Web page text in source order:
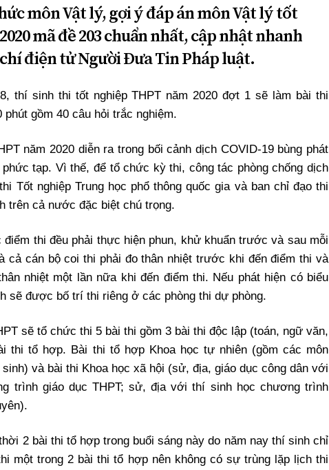
môn Vật lý, gợi ý đáp án môn Vật lý tốt
mã đề 203 chuẩn nhất, cập nhật nhanh
điện tử Người Đưa Tin Pháp luật.
thí sinh thi tốt nghiệp THPT năm 2020 đợt 1 sẽ làm bài thi
phút gồm 40 câu hỏi trắc nghiệm.
năm 2020 diễn ra trong bối cảnh dịch COVID-19 bùng phát
tạp. Vì thế, để tổ chức kỳ thi, công tác phòng chống dịch
Tốt nghiệp Trung học phổ thông quốc gia và ban chỉ đạo thi
trên cả nước đặc biệt chú trọng.
điểm thi đều phải thực hiện phun, khử khuẩn trước và sau mỗi
cả cán bộ coi thi phải đo thân nhiệt trước khi đến điểm thi và
nhiệt một lần nữa khi đến điểm thi. Nếu phát hiện có biểu
sẽ được bố trí thi riêng ở các phòng thi dự phòng.
sẽ tổ chức thi 5 bài thi gồm 3 bài thi độc lập (toán, ngữ văn,
thi tổ hợp. Bài thi tổ hợp Khoa học tự nhiên (gồm các môn
và bài thi Khoa học xã hội (sử, địa, giáo dục công dân với
trình giáo dục THPT; sử, địa với thí sinh học chương trình
2 bài thi tổ hợp trong buổi sáng này do năm nay thí sinh chỉ
một trong 2 bài thi tổ hợp nên không có sự trùng lặp lịch thi